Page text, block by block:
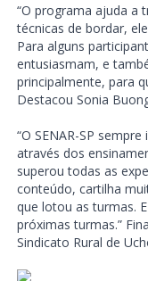
“O programa ajuda a
técnicas de bordar,
Para alguns
entusiasmam, e
principalmente, para
Destacou Sonia
“O SENAR-SP
através dos
superou todas as
conteúdo, cartilha
que lotou as turmas.
próximas turmas.”
Sindicato Rural de